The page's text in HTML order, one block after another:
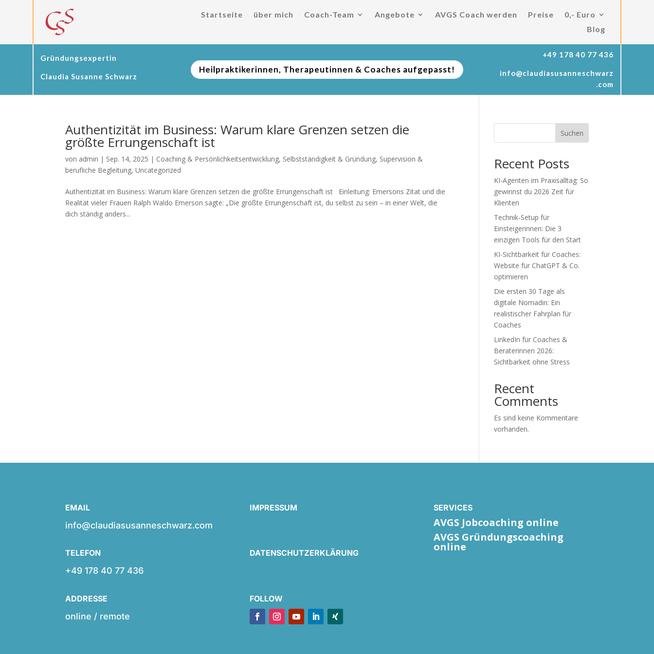
Startseite über mich Coach-Team Angebote AVGS Coach werden Preise
0,- Euro
Blog
Gründungsexpertin
Claudia Susanne Schwarz
Heilpraktikerinnen, Therapeutinnen & Coaches aufgepasst!
+49 178 40 77 436
info@claudiasusanneschwarz
.com
Authentizität im Business: Warum klare Grenzen setzen die
größte Errungenschaft ist
von admin | Sep. 14, 2025 | Coaching & Persönlichkeitsentwicklung, Selbstständigkeit & Gründung, Supervision &
berufliche Begleitung,Uncategorized
Authentizität im Business: Warum klare Grenzen setzen die größte Errungenschaft ist Einleitung: Emersons Zitat und die
Realität vieler Frauen Ralph Waldo Emerson sagte: „Die größte Errungenschaft ist, du selbst zu sein – in einer Welt, die
dich ständig anders...
Suchen
Recent Posts
KI-Agenten im Praxisalltag: So
gewinnst du 2026 Zeit für
Klienten
Technik-Setup für
Einsteigerinnen: Die 3
einzigen Tools für den Start
KI-Sichtbarkeit für Coaches:
Website für ChatGPT & Co.
optimieren
Die ersten 30 Tage als
digitale Nomadin: Ein
realistischer Fahrplan für
Coaches
LinkedIn für Coaches &
Beraterinnen 2026:
Sichtbarkeit ohne Stress
Recent
Comments
Es sind keine Kommentare
vorhanden.
EMAIL
info@claudiasusanneschwarz.com
TELEFON
+49 178 40 77 436
ADDRESSE
online / remote
IMPRESSUM
DATENSCHUTZERKLÄRUNG
FOLLOW
SERVICES
AVGS Jobcoaching online
AVGS Gründungscoaching
online